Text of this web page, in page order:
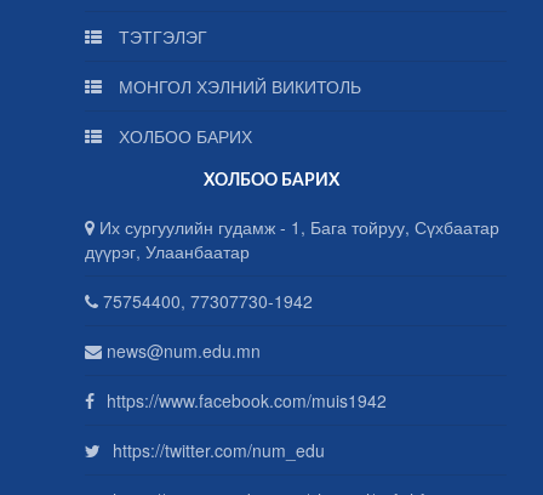
ТЭТГЭЛЭГ
МОНГОЛ ХЭЛНИЙ ВИКИТОЛЬ
ХОЛБОО БАРИХ
ХОЛБОО БАРИХ
Их сургуулийн гудамж - 1, Бага тойруу, Сүхбаатар
дүүрэг, Улаанбаатар
75754400, 77307730-1942
news@num.edu.mn
https://www.facebook.com/muis1942
https://twitter.com/num_edu